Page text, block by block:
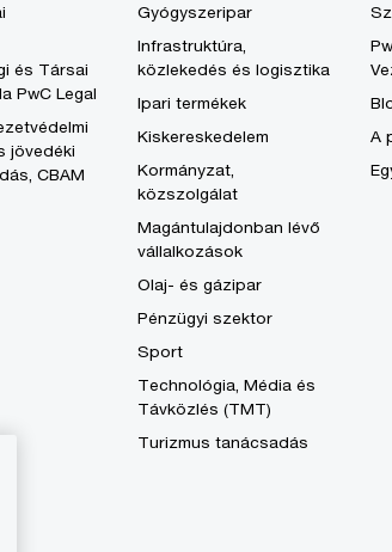
és Társai
PwC Legal
jövedéki
CBAM
Gyógyszeripar
Infrastruktúra,
közlekedés és logisztika
Ipari termékek
Kiskereskedelem
Kormányzat,
közszolgálat
Magántulajdonban lévő
vállalkozások
Olaj- és gázipar
Pénzügyi szektor
Sport
Technológia, Média és
Távközlés (TMT)
Turizmus tanácsadás
A